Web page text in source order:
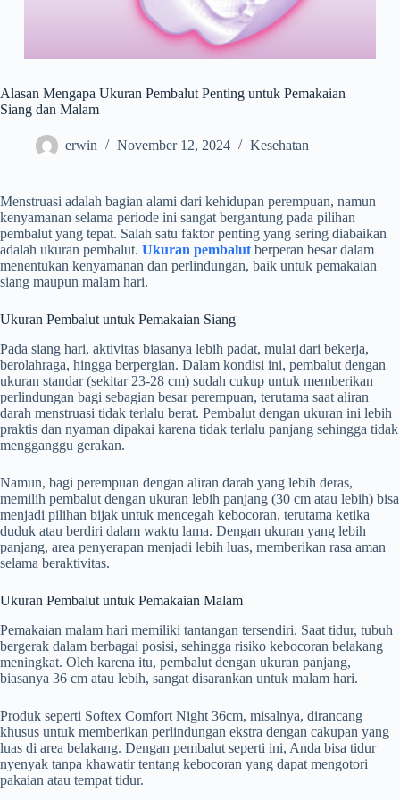
Alasan Mengapa Ukuran Pembalut Penting untuk Pemakaian
Siang dan Malam
erwin November 12, 2024 Kesehatan
Menstruasi adalah bagian alami dari kehidupan perempuan, namun
kenyamanan selama periode ini sangat bergantung pada pilihan
pembalut yang tepat. Salah satu faktor penting yang sering diabaikan
adalah ukuran pembalut. Ukuran pembalut berperan besar dalam
menentukan kenyamanan dan perlindungan, baik untuk pemakaian
siang maupun malam hari.
Ukuran Pembalut untuk Pemakaian Siang
Pada siang hari, aktivitas biasanya lebih padat, mulai dari bekerja,
berolahraga, hingga berpergian. Dalam kondisi ini, pembalut dengan
ukuran standar (sekitar 23-28 cm) sudah cukup untuk memberikan
perlindungan bagi sebagian besar perempuan, terutama saat aliran
darah menstruasi tidak terlalu berat. Pembalut dengan ukuran ini lebih
praktis dan nyaman dipakai karena tidak terlalu panjang sehingga tidak
mengganggu gerakan.
Namun, bagi perempuan dengan aliran darah yang lebih deras,
memilih pembalut dengan ukuran lebih panjang (30 cm atau lebih) bisa
menjadi pilihan bijak untuk mencegah kebocoran, terutama ketika
duduk atau berdiri dalam waktu lama. Dengan ukuran yang lebih
panjang, area penyerapan menjadi lebih luas, memberikan rasa aman
selama beraktivitas.
Ukuran Pembalut untuk Pemakaian Malam
Pemakaian malam hari memiliki tantangan tersendiri. Saat tidur, tubuh
bergerak dalam berbagai posisi, sehingga risiko kebocoran belakang
meningkat. Oleh karena itu, pembalut dengan ukuran panjang,
biasanya 36 cm atau lebih, sangat disarankan untuk malam hari.
Produk seperti Softex Comfort Night 36cm, misalnya, dirancang
khusus untuk memberikan perlindungan ekstra dengan cakupan yang
luas di area belakang. Dengan pembalut seperti ini, Anda bisa tidur
nyenyak tanpa khawatir tentang kebocoran yang dapat mengotori
pakaian atau tempat tidur.